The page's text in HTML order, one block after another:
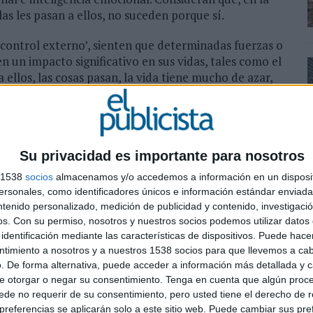
Su privacidad es importante para nosotros
socios almacenamos y/o accedemos a información en un
como identificadores únicos e información estándar
personalizado, medición de publicidad y contenido,
Con su permiso, nosotros y nuestros socios podemos utilizar datos
mediante las características de dispositivos. Puede
a nosotros y a nuestros 1538 socios para que llevemos a
De forma alternativa, puede acceder a información más detallada y
otorgar o negar su consentimiento. Tenga en cuenta que algún
no requerir de su consentimiento, pero usted tiene el derecho de
se aplicarán solo a este sitio web. Puede cambiar sus
les pasan a ellos, no suceden porque sí.
externo’, sienten que determinadas fuerzas o
impacto significativo en sus vidas, tales como el
las cosas pasan, la vida tiene mucho de azar,
montaña rusa, sin saber cuándo tendrán buenas o
se estrellarán.
intermedios entre estas formas de ver el
es dueño de nuestro destino, menor será nuestra
a nosotros y a nuestra capacidad de esfuerzo,
está muy determinada por profecías sobre
Existen lo que se llaman ‘guiones de vida’,
que una programación inicial inconsciente de lo
nuestros padres y cuidadores a través de sus